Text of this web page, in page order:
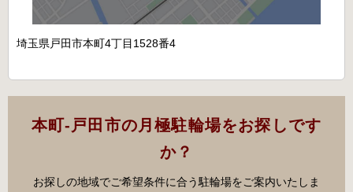
埼玉県戸田市本町4丁目1528番4
本町-戸田市の月極駐輪場をお探しです
か？
お探しの地域でご希望条件に合う駐輪場をご案内いたしま